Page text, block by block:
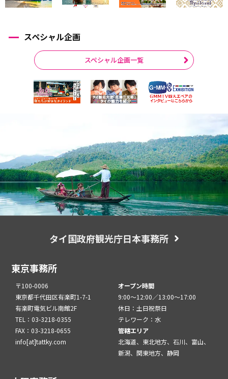
スペシャル企画
スペシャル企画一覧
タイ国政府観光庁日本事務所
東京事務所
〒100-0006
東京都千代田区有楽町1-7-1
有楽町電気ビル南館2F
TEL：03-3218-0355
FAX：03-3218-0655
info[at]tattky.com
オープン時間
9:00～12:00／13:00～17:00
休日：土日祝祭日
テレワーク：水
管轄エリア
北海道、東北地方、石川、富山、
新潟、関東地方、静岡